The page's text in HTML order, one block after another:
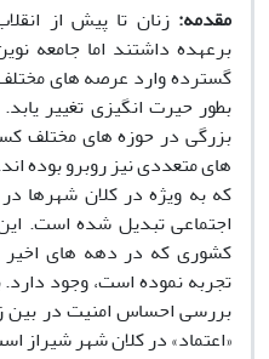
مقدمه: زنان تا پیش از
برعهده داشتند اما جامعه
گسترده وارد عرصه های
بطور حیرت انگیزی تغییر
بزرگی در حوزه های مختلف
های متعددی نیز روبرو بوده
که به ویژه در کلان شهرها
اجتماعی تبدیل شده است.
کشوری که در دهه های اخیر
تجربه نموده است، وجود
بررسی احساس امنیت در بین
«اعتماد» در کلان شهر شیراز